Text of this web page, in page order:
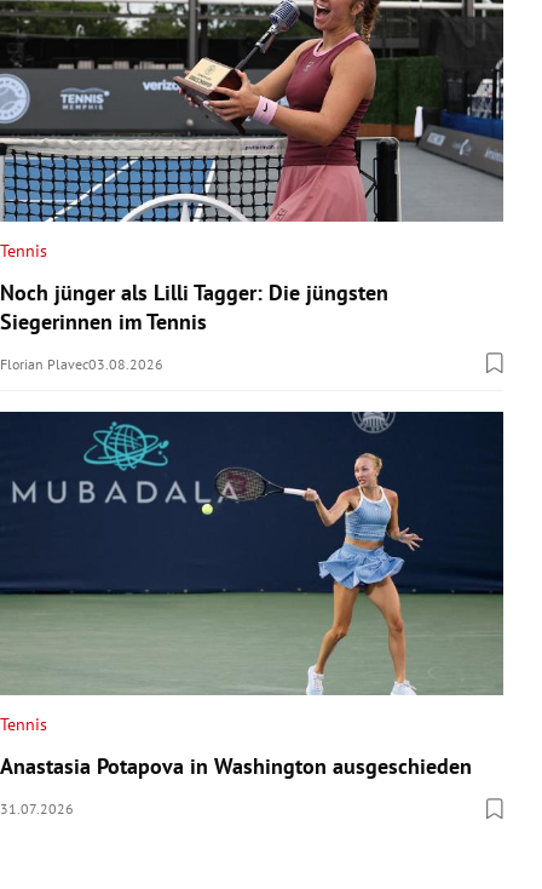
Tennis
Noch jünger als Lilli Tagger: Die jüngsten
Siegerinnen im Tennis
Florian Plavec03.08.2026
Tennis
Anastasia Potapova in Washington ausgeschieden
31.07.2026